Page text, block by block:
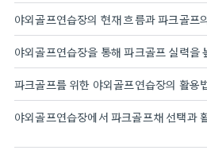
야외골프연습장의 현재 흐름과 파크골프
야외골프연습장을 통해 파크골프 실력을
파크골프를 위한 야외골프연습장의 활용